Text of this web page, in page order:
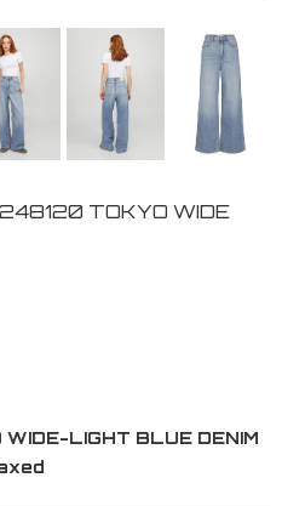
TOKYO WIDE
LIGHT BLUE DENIM